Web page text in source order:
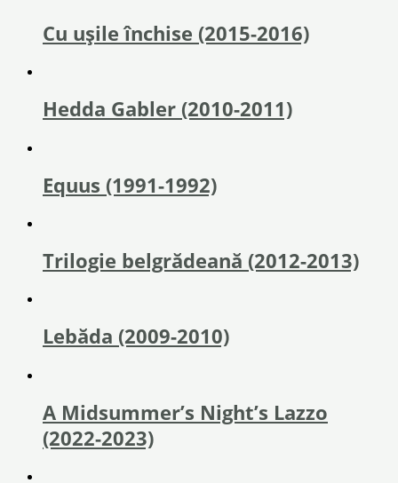
Cu ușile închise (2015-2016)
Hedda Gabler (2010-2011)
Equus (1991-1992)
Trilogie belgrădeană (2012-2013)
Lebăda (2009-2010)
A Midsummer’s Night’s Lazzo
(2022-2023)